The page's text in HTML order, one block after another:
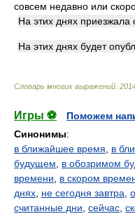
совсем недавно или
На этих днях приезжала
На этих днях будет
Словарь многих выражений
Игры ⚽
Поможем
Синонимы:
в ближайшее время
в
будущем
в обозримом
времени
в скором
днях не сегодня завтра
считанные дни сейчас